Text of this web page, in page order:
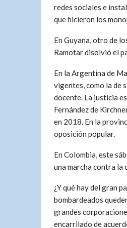
redes sociales e
que hicieron los
En Guyana, otro de
Ramotar disolvió el
En la Argentina de
vigentes, como la de
docente. La justicia
Fernández de
en 2018. En la
oposición popular.
En Colombia, este
una marcha contra la
¿Y qué hay del gran
bombardeados
grandes
encarrilado de